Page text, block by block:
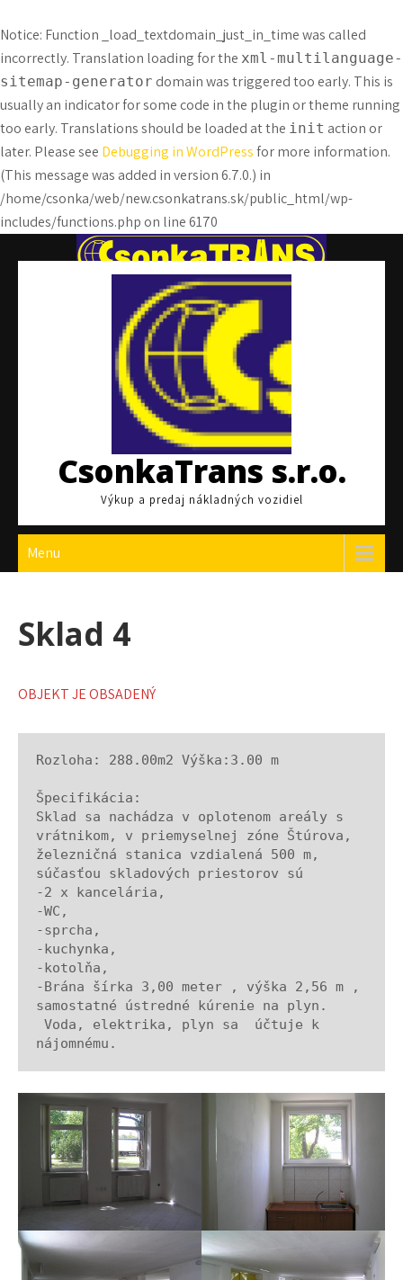
Notice: Function _load_textdomain_just_in_time was called
incorrectly. Translation loading for the xml-multilanguage-
sitemap-generator domain was triggered too early. This is
usually an indicator for some code in the plugin or theme running
too early. Translations should be loaded at the init action or
later. Please see Debugging in WordPressfor more information.
(This message was added in version 6.7.0.) in
/home/csonka/web/new.csonkatrans.sk/public_html/wp-
includes/functions.php on line6170
CsonkaTrans s.r.o.
Výkup a predaj nákladných vozidiel
Menu
Sklad 4
OBJEKT JE OBSADENÝ
Rozloha : 288.00m2 Výška :3.00 m
Špecifikácia :
Sklad sa nachádza v oplotenom areály s
vrátnikom, v priemyselnej zóne Štúrova,
železničná stanica vzdialená 500 m,
súčasťou skladových priestorov sú
-2 x kancelária,
-WC,
-sprcha,
-kuchynka,
-kotolňa,
-Brána šírka 3,00 meter , výška 2,56 m ,
samostatné ústredné kúrenie na plyn.
nájomnému.